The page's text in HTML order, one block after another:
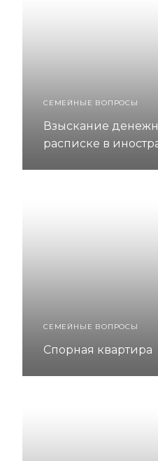
СЕМЕЙНЫЕ ВОПРОСЫ
Взыскание
расписке в
СЕМЕЙНЫЕ ВОПРОСЫ
Спорная квартира